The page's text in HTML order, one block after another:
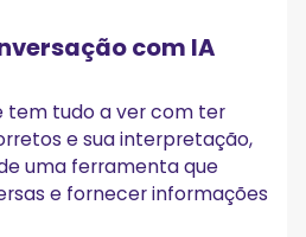
com IA
tem tudo a ver com ter
e sua interpretação,
uma ferramenta que
e fornecer informações